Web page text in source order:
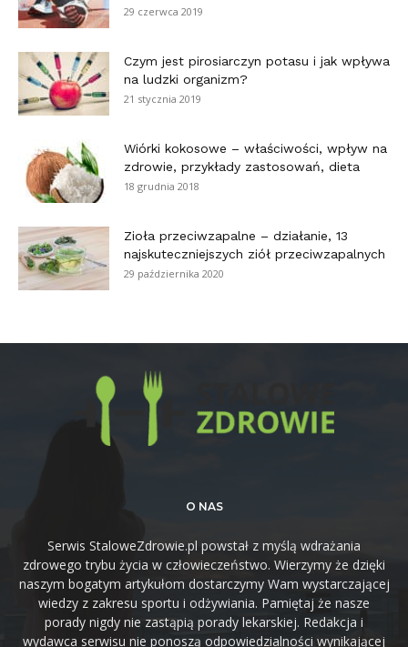
29 czerwca 2019
Czym jest pirosiarczyn potasu i jak wpływa
na ludzki organizm?
21 stycznia 2019
Wiórki kokosowe – właściwości, wpływ na
zdrowie, przykłady zastosowań, dieta
18 grudnia 2018
Zioła przeciwzapalne – działanie, 13
najskuteczniejszych ziół przeciwzapalnych
29 października 2020
O NAS
Serwis StaloweZdrowie.pl powstał z myślą wdrażania
zdrowego trybu życia w człowieczeństwo. Wierzymy że dzięki
naszym bogatym artykułom dostarczymy Wam wystarczającej
wiedzy z zakresu sportu i odżywiania. Pamiętaj że nasze
porady nigdy nie zastąpią porady lekarskiej. Redakcja i
wydawca serwisu nie ponoszą odpowiedzialności wynikającej